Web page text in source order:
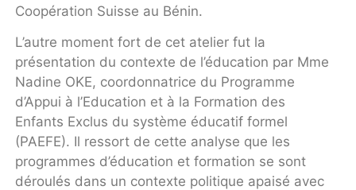
Coopération Suisse au Bénin.
L’autre moment fort de cet atelier fut la
présentation du contexte de l’éducation par Mme
Nadine OKE, coordonnatrice du Programme
d’Appui à l’Education et à la Formation des
Enfants Exclus du système éducatif formel
(PAEFE). Il ressort de cette analyse que les
programmes d’éducation et formation se sont
déroulés dans un contexte politique apaisé avec